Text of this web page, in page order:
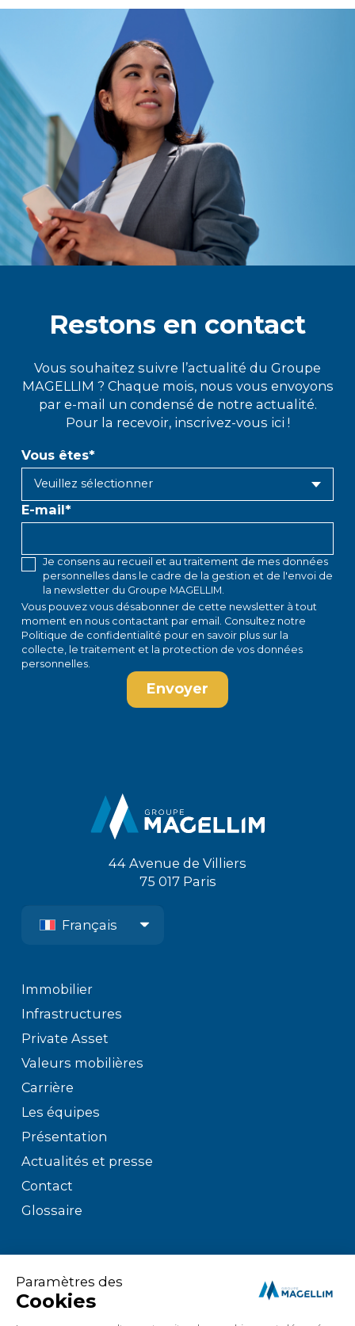
Restons en contact
Vous souhaitez suivre l’actualité du Groupe
MAGELLIM ? Chaque mois, nous vous envoyons
par e-mail un condensé de notre actualité.
Pour la recevoir, inscrivez-vous ici !
Vous êtes*
E-mail*
Je consens au recueil et au traitement de mes données
personnelles dans le cadre de la gestion et de l'envoi de
la newsletter du Groupe MAGELLIM.
Vous pouvez vous désabonner de cette newsletter à tout
moment en nous contactant par email
. Consultez notre
Politique de confidentialité pour en savoir plus sur la
collecte, le traitement et la protection de vos données
personnelles.
44 Avenue de Villiers
75 017 Paris
Français
Immobilier
Infrastructures
Private Asset
Valeurs mobilières
Carrière
Les équipes
Présentation
Actualités et presse
Contact
Glossaire